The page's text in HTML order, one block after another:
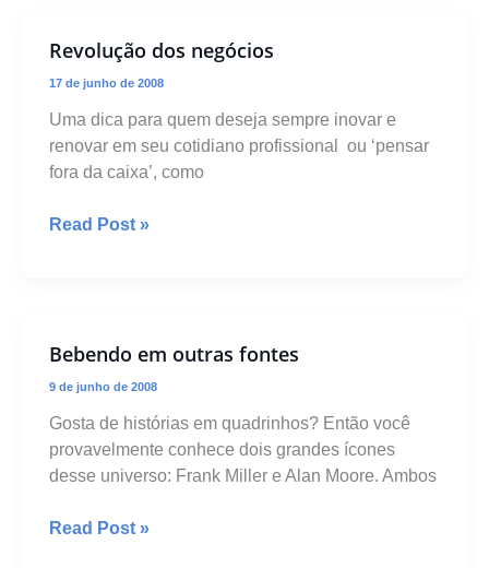
Revolução dos negócios
17 de junho de 2008
Uma dica para quem deseja sempre inovar e
renovar em seu cotidiano profissional  ou ‘pensar
fora da caixa’, como
Revolução
Read Post »
Bebendo em outras fontes
9 de junho de 2008
Gosta de histórias em quadrinhos? Então você
provavelmente conhece dois grandes ícones
desse universo: Frank Miller e Alan Moore. Ambos
Bebendo
Read Post »